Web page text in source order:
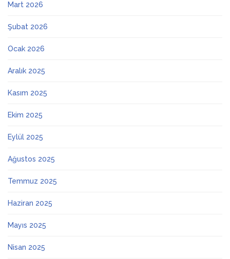
Mart 2026
Şubat 2026
Ocak 2026
Aralık 2025
Kasım 2025
Ekim 2025
Eylül 2025
Ağustos 2025
Temmuz 2025
Haziran 2025
Mayıs 2025
Nisan 2025